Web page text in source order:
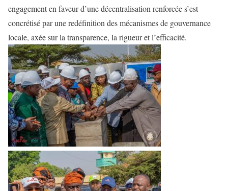
engagement en faveur d’une décentralisation renforcée s’est
concrétisé par une redéfinition des mécanismes de gouvernance
locale, axée sur la transparence, la rigueur et l’efficacité.